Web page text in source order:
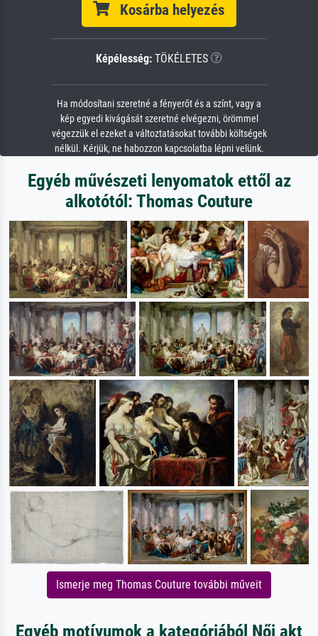
Kosárba helyezés
Képélesség: TÖKÉLETES
Ha módosítani szeretné a fényerőt és a színt, vagy a
kép egyedi kivágását szeretné elvégezni, örömmel
végezzük el ezeket a változtatásokat további költségek
nélkül. Kérjük, ne habozzon kapcsolatba lépni velünk.
Egyéb művészeti lenyomatok ettől az
alkotótól: Thomas Couture
Ismerje meg Thomas Couture további műveit
Egyéb motívumok a kategóriából Női akt